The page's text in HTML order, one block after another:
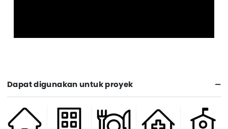
Dapat digunakan untuk proyek